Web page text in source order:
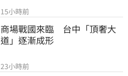
15小時前
商場戰國來臨　台中「頂奢大
道」逐漸成形
23小時前